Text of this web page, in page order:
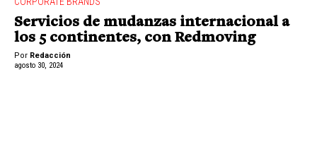
Servicios de mudanzas internacional a
los 5 continentes, con Redmoving
Por Redacción
agosto 30, 2024